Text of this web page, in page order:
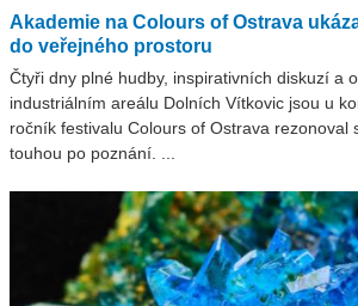
Akademie na Colours of Ostrava
do veřejného prostoru
Čtyři dny plné hudby, inspirativních diskuzí a
industriálním areálu Dolních Vítkovic jsou u
ročník festivalu Colours of Ostrava rezonoval
touhou po poznání. ...